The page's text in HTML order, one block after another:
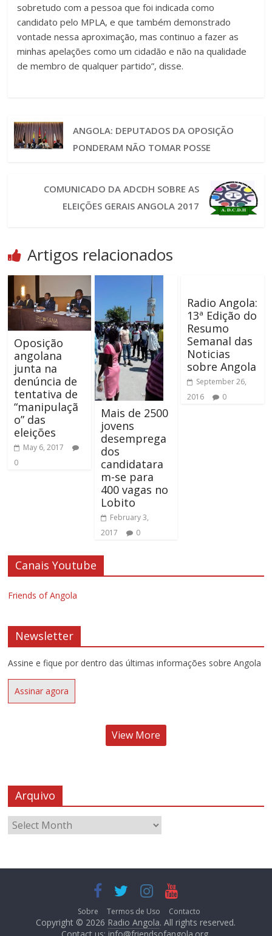
sobretudo com a pessoa que foi indicada como
candidato pelo MPLA, e que também demonstrado
vontade nessa aproximação, mas continuo a fazer as
minhas apelações como um cidadão e não na qualidade
de membro de qualquer partido”, disse.
ANGOLA: DEPUTADOS DA OPOSIÇÃO
PONDERAM NÃO TOMAR POSSE
COMUNICADO DA ADCDH SOBRE AS
ELEIÇÕES GERAIS ANGOLA 2017
Artigos relacionados
Oposição
angolana
junta na
denúncia de
tentativa de
“manipulaçã
o” das
eleições
May 6, 2017
0
Mais de 2500
jovens
desemprega
dos
candidatara
m-se para
400 vagas no
Lobito
February 3,
2017
0
Radio Angola:
13ª Edição do
Resumo
Semanal das
Noticias
sobre Angola
September 26,
2016
0
Canais Youtube
Friends of Angola
Newsletter
Assine e fique por dentro das últimas informações sobre Angola
Assinar agora
View More
Arquivo
Sobre Termos de Uso Contacto
Copyright © 2026 Radio Angola. All rights reserved.
Contact us: info@friendsofangola.org